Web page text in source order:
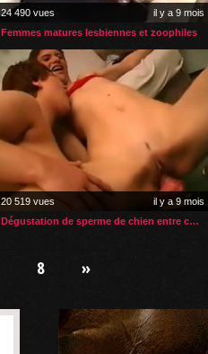
24 490 vues
il y a 9 mois
Femmes matures lesbiennes et zoophiles
20 519 vues
il y a 9 mois
Dégustation de sperme de chien entre copines zoophiles
8 »